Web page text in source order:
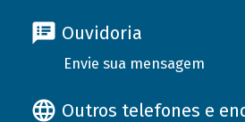
Ouvidoria
Envie sua mensagem
Outros telefones e